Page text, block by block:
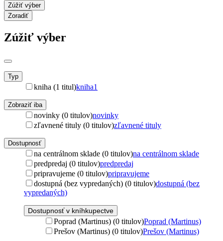
Zúžiť výber
Zoradiť
Zúžiť výber
Typ
kniha (1 titul)kniha1
Zobraziť iba
novinky (0 titulov)novinky
zľavnené tituly (0 titulov)zľavnené tituly
Dostupnosť
na centrálnom sklade (0 titulov)na centrálnom sklade
predpredaj (0 titulov)predpredaj
pripravujeme (0 titulov)pripravujeme
dostupná (bez vypredaných) (0 titulov)dostupná (bez
vypredaných)
Dostupnosť v kníhkupectve
Poprad (Martinus) (0 titulov)Poprad (Martinus)
Prešov (Martinus) (0 titulov)Prešov (Martinus)